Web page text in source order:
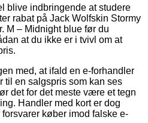
blive indbringende at studere
rabat på Jack Wolfskin Stormy
M – Midnight blue før du
at du ikke er i tvivl om at
med, at ifald en e-forhandler
til en salgspris som kan ses
det for det meste være et tegn
Handler med kort er dog
køber imod falske e-